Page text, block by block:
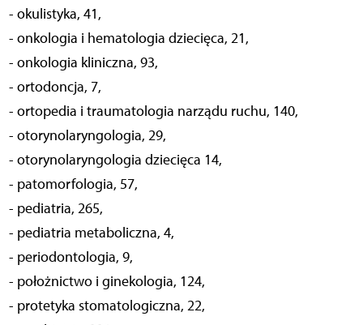
- okulistyka, 41,
- onkologia i hematologia dziecięca, 21,
- onkologia kliniczna, 93,
- ortodoncja, 7,
- ortopedia i traumatologia narządu ruchu, 140,
- otorynolaryngologia, 29,
- otorynolaryngologia dziecięca 14,
- patomorfologia, 57,
- pediatria, 265,
- pediatria metaboliczna, 4,
- periodontologia, 9,
- położnictwo i ginekologia, 124,
- protetyka stomatologiczna, 22,